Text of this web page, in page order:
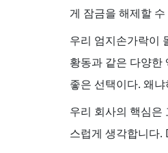
게 잠금을 해제할
우리 엄지손가락이
황동과 같은 다양한
좋은 선택이다. 왜
우리 회사의 핵심은
스럽게 생각합니다.